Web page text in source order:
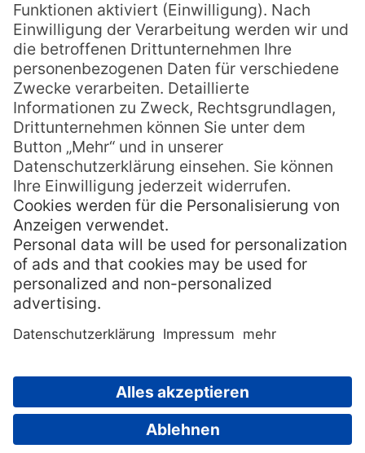
Regendusche inklusive bester
Pflegeprodukte.
Nach einer Inselsafari durch das Gebirge
mit seinen Kokospalmen, Ananasplantagen
einer Massage im hoteleigenen Le Spa
herrlich entspannen, oder wie wäre es mit
ein paar Runden im Pool?